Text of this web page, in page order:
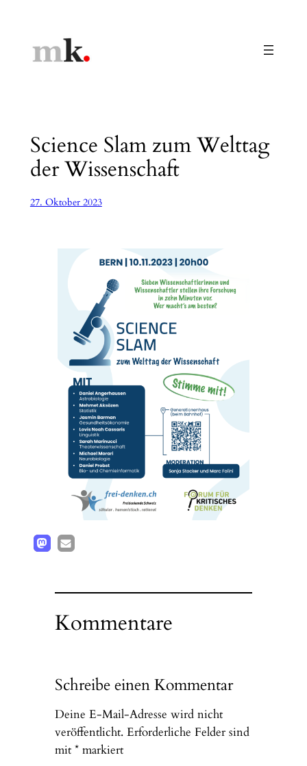
springen
Science Slam zum Welttag
der Wissenschaft
27. Oktober 2023
Kommentare
Schreibe einen Kommentar
Deine E-Mail-Adresse wird nicht
veröffentlicht. Erforderliche Felder sind
mit *markiert